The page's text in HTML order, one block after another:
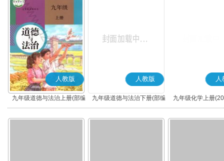
人教版
九年级道德与法治上册(部编
版)
人教版
九年级道德与法治下册(部编
版)
人
九年级化学上册